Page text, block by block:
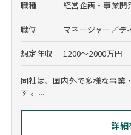
職種 経営企画・事業
職位 マネージャー／デ
想定年収 1200～2000万円
同社は、国内外で多様な事業
す 。...
詳細